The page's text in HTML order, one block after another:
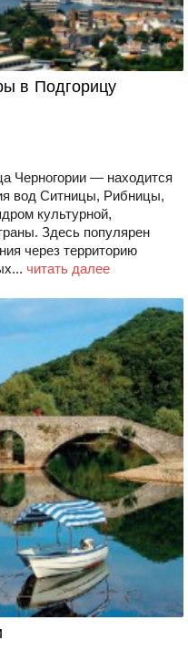
в Подгорицу
Черногории — находится
вод Ситницы, Рибницы,
культурной,
Здесь популярен
через территорию
читать далее